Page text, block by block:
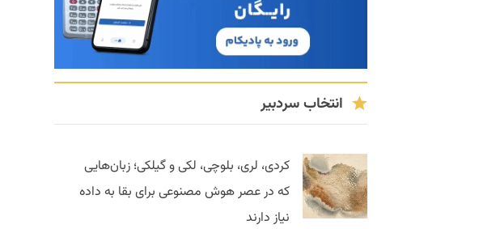
انتخاب سردبیر
کردی، لری، بلوچی، لکی و گیلکی؛ زبان‌هایی
که در عصر هوش مصنوعی برای بقا به داده
نیاز دارند